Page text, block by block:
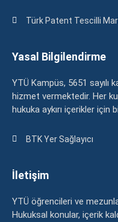
Türk Patent Tescilli
Yasal Bilgilendirme
YTÜ Kampüs, 5651 sayılı
hizmet vermektedir. Her
hukuka aykırı içerikler için
BTK Yer Sağlayıcı
İletişim
YTÜ öğrencileri ve
Hukuksal konular, içerik